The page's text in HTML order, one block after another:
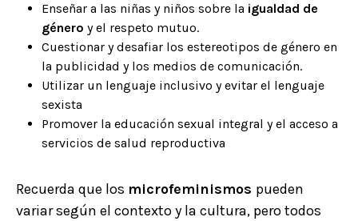
Enseñar a las niñas y niños sobre la igualdad de
género y el respeto mutuo.
Cuestionar y desafiar los estereotipos de género en
la publicidad y los medios de comunicación.
Utilizar un lenguaje inclusivo y evitar el lenguaje
sexista
Promover la educación sexual integral y el acceso a
servicios de salud reproductiva
Recuerda que los microfeminismos pueden
variar según el contexto y la cultura, pero todos